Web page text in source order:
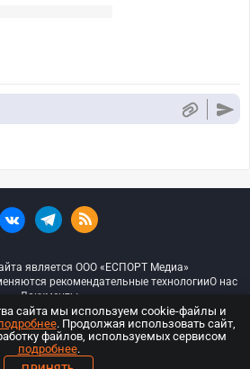
является ООО «ЕСПОРТ Медиа»
рекомендательные технологииО нас
Документы
— Все права защищены
18+
сайта мы используем cookie-файлы и
. Продолжая использовать сайт,
файлов, используемых сервисом
подробнее.